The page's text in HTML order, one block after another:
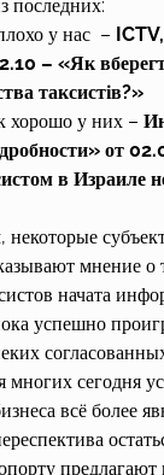
у нас –
– «Як
таксистів?»
хорошо у них –
от
в Израиле
мнение о
начата
успешно
многих сегодня
всё более
предлагают